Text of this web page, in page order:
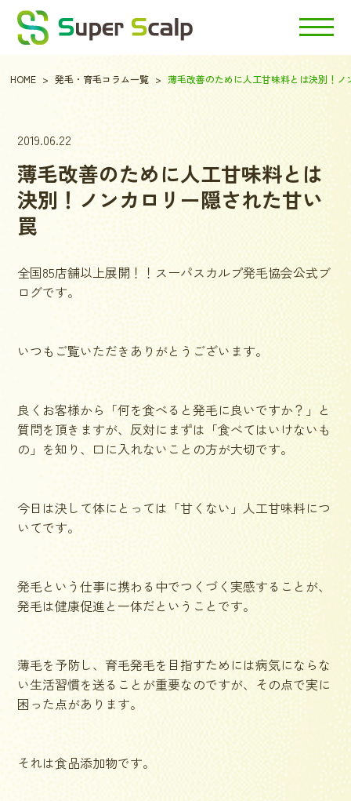
HOME 発毛・育毛コラム一覧 薄毛改善のために人工甘味料とは決別！ノ
2019.06.22
薄毛改善のために人工甘味料とは
決別！ノンカロリー隠された甘い
罠
全国85店舗以上展開！！スーパスカルプ発毛協会公式ブ
ログです。
いつもご覧いただきありがとうございます。
良くお客様から「何を食べると発毛に良いですか？」と
質問を頂きますが、反対にまずは「食べてはいけないも
の」を知り、口に入れないことの方が大切です。
今日は決して体にとっては「甘くない」人工甘味料につ
いてです。
発毛という仕事に携わる中でつくづく実感することが、
発毛は健康促進と一体だということです。
薄毛を予防し、育毛発毛を目指すためには病気にならな
い生活習慣を送ることが重要なのですが、その点で実に
困った点があります。
それは食品添加物です。